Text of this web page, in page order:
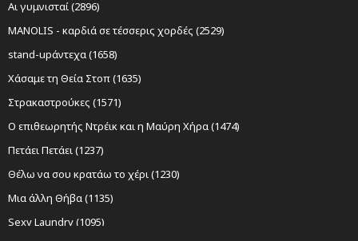
Αι γυμνισταί (2896)
MANOLIS - καρδιά σε τέσσερις χορδές (2529)
stand-upάντεχα (1658)
Χάσαμε τη Θεία Στοπ (1635)
Στρακαστρούκες (1571)
Ο επιθεωρητής Ντρέικ και η Μαύρη Χήρα (1474)
Πετάει Πετάει (1237)
Θέλω να σου κρατάω το χέρι (1230)
Μια άλλη Θήβα (1135)
Sexy Laundry (1095)